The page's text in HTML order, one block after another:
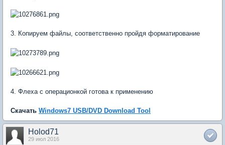
3. Копируем файлы, соответственно пройдя форматирование
4. Флеха с операционкой готова к применению
Скачать Windows7 USB/DVD Download Tool
Holod71
29 июл 2016